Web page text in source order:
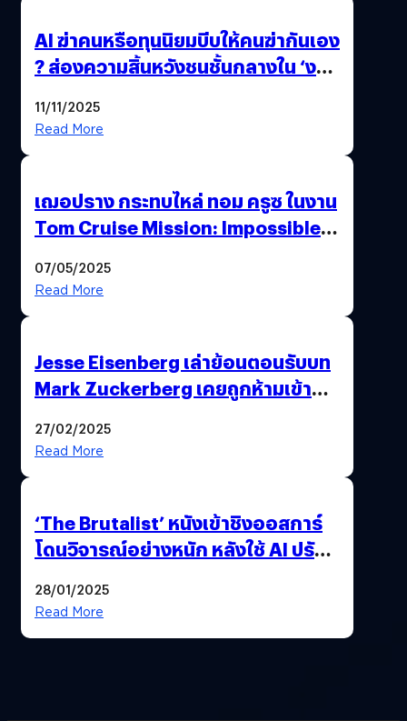
AI ฆ่าคนหรือทุนนิยมบีบให้คนฆ่ากันเอง
? ส่องความสิ้นหวังชนชั้นกลางใน ‘งาน
11/11/2025
Read More
เฌอปราง กระทบไหล่ ทอม ครูซ ในงาน
Tom Cruise Mission: Impossible –
Premiere
07/05/2025
Read More
Jesse Eisenberg เล่าย้อนตอนรับบท
Mark Zuckerberg เคยถูกห้ามเข้าพบ
27/02/2025
Read More
‘The Brutalist’ หนังเข้าชิงออสการ์
โดนวิจารณ์อย่างหนัก หลังใช้ AI ปรับ
28/01/2025
Read More